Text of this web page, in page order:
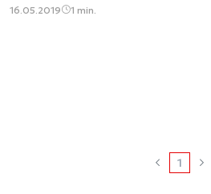
16.05.2019 1 min.
1